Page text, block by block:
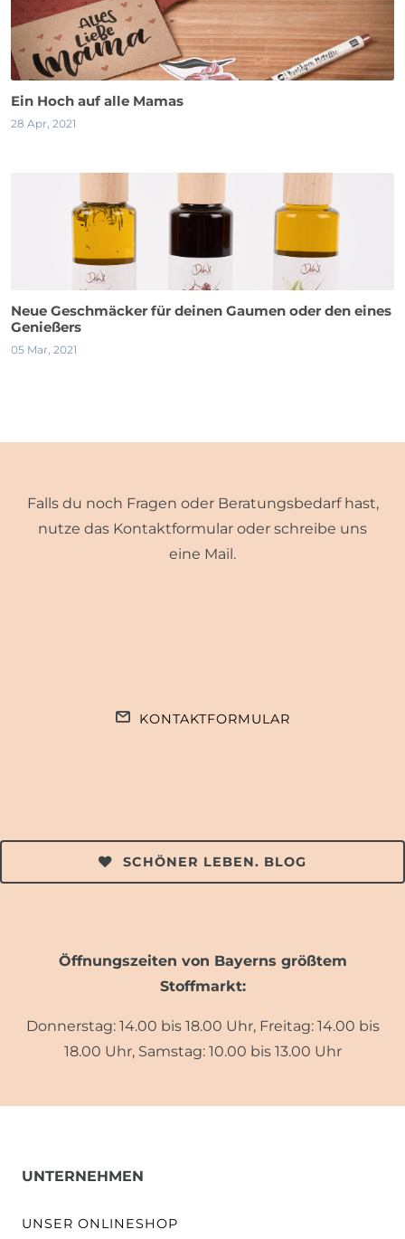
Ein Hoch auf alle Mamas
28 Apr, 2021
Neue Geschmäcker für deinen Gaumen oder den eines
Genießers
05 Mar, 2021
Falls du noch Fragen oder Beratungsbedarf hast,
nutze das Kontaktformular oder schreibe uns
eine Mail.
KONTAKTFORMULAR
SCHÖNER LEBEN. BLOG
Öffnungszeiten von Bayerns größtem
Stoffmarkt:
Donnerstag: 14.00 bis 18.00 Uhr, Freitag: 14.00 bis
18.00 Uhr, Samstag: 10.00 bis 13.00 Uhr
UNTERNEHMEN
UNSER ONLINESHOP